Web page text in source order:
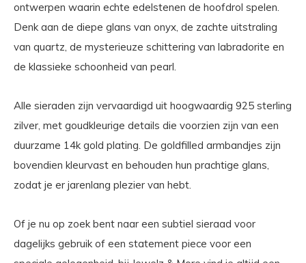
ontwerpen waarin echte edelstenen de hoofdrol spelen.
Denk aan de diepe glans van onyx, de zachte uitstraling
van quartz, de mysterieuze schittering van labradorite en
de klassieke schoonheid van pearl.
Alle sieraden zijn vervaardigd uit hoogwaardig 925 sterling
zilver, met goudkleurige details die voorzien zijn van een
duurzame 14k gold plating. De goldfilled armbandjes zijn
bovendien kleurvast en behouden hun prachtige glans,
zodat je er jarenlang plezier van hebt.
Of je nu op zoek bent naar een subtiel sieraad voor
dagelijks gebruik of een statement piece voor een